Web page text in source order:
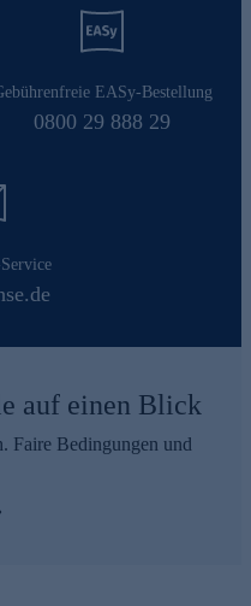
EASy-Bestellung
0800 29 888 29
auf einen Blick
Faire Bedingungen und